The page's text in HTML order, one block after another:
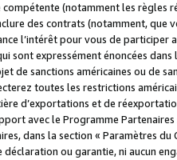
(notamment les règles
des contrats (notamment, que
l’intérêt pour vous de participer
sont expressément énoncées
de sanctions américaines ou de
toutes les restrictions
d’exportations et de
avec le Programme
dans la section « Paramètres du
déclaration ou garantie, ni aucun